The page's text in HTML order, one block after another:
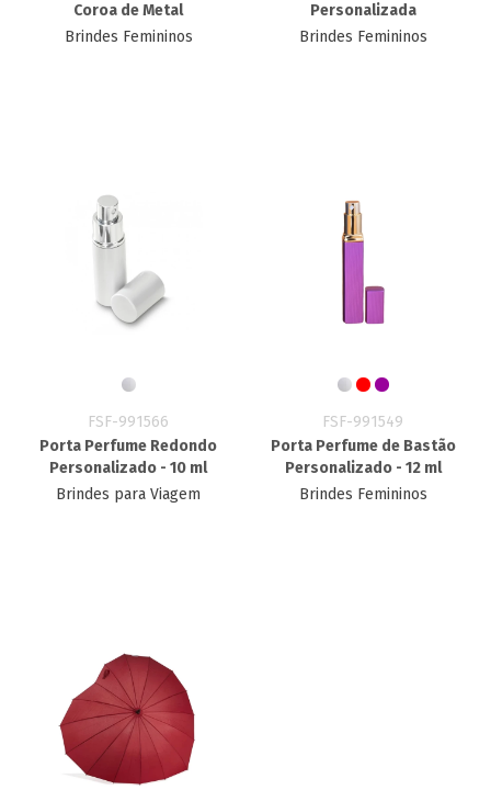
Coroa de Metal
Brindes Femininos
Personalizada
Brindes Femininos
FSF-991566
Porta Perfume Redondo
Personalizado - 10 ml
Brindes para Viagem
FSF-991549
Porta Perfume de Bastão
Personalizado - 12 ml
Brindes Femininos